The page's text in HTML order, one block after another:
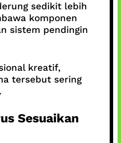
sedikit lebih
komponen
sistem pendingin
kreatif,
tersebut sering
Sesuaikan